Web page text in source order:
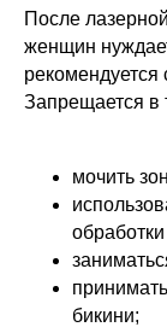
После
женщин
рекомендуется
Запрещается в
мочить
бикини;